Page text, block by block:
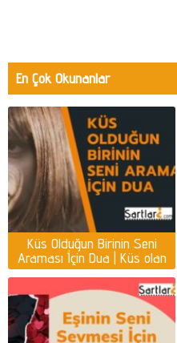
En Çok Okunanlar
Küs Olduğun Birinin Seni
Araması İçin Dua | Küs olan
kişiyi ayağına getirmek için
dua